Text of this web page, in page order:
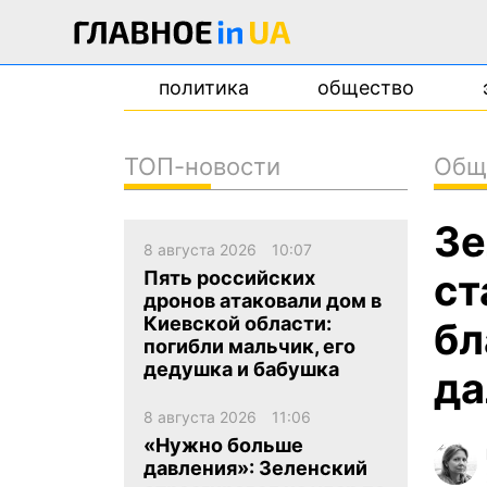
политика общество
ТОП-новости
8 августа 2026 10:07
Пять российских
дронов атаковали дом в
Киевской области:
погибли мальчик, его
дедушка и бабушка
8 августа 2026 11:06
«Нужно больше
давления»: Зеленский